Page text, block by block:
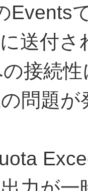
Events
送付さ
接続
問題